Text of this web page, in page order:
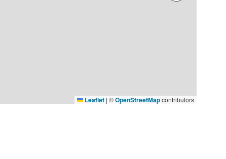
Leaflet | ©OpenStreetMapcontributors